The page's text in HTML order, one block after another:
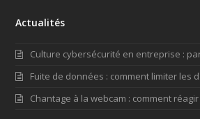
Actualités
Culture cybersécurité en entreprise :
Fuite de données : comment limiter les
Chantage à la webcam : comment